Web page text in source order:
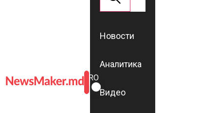
ROMÂNĂ
RU
Новости
Аналитика
Видео